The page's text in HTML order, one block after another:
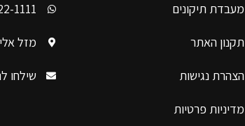
מעבדת תיקונים
תקנון האתר
הצהרת נגישות
מדיניות פרטיות
1111
מזל אליעזר 12,
שילחו